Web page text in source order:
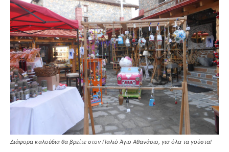
Διάφορα καλούδια θα βρείτε στον Παλιό Άγιο Αθανάσιο, για όλα τα γούστα!